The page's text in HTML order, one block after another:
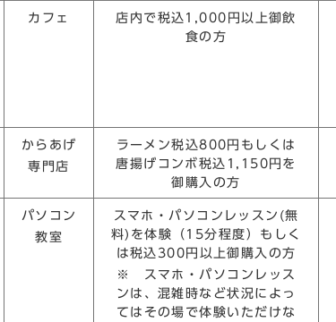
カフェ
店内で税込1,000円以上御飲
食の方
からあげ
専門店
ラーメン税込800円もしくは
唐揚げコンボ税込1,150円を
御購入の方
パソコン
教室
スマホ・パソコンレッスン(無
料)を体験（15分程度）もしく
は税込300円以上御購入の方
※ スマホ・パソコンレッス
ンは、混雑時など状況によっ
てはその場で体験いただけな